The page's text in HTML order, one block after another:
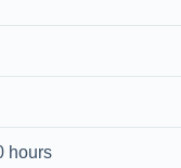
hours